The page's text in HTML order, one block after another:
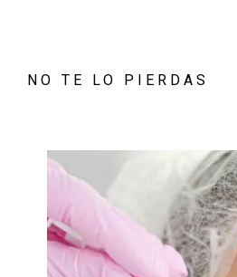
NO TE LO PIERDAS